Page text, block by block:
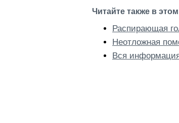
Читайте также в
Распирающая
Неотложная
Вся